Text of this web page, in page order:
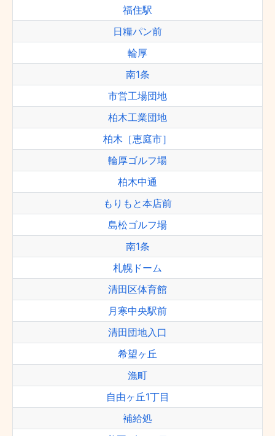
福住駅
日糧パン前
輪厚
南1条
市営工場団地
柏木工業団地
柏木［恵庭市］
輪厚ゴルフ場
柏木中通
もりもと本店前
島松ゴルフ場
南1条
札幌ドーム
清田区体育館
月寒中央駅前
清田団地入口
希望ヶ丘
漁町
自由ヶ丘1丁目
補給処